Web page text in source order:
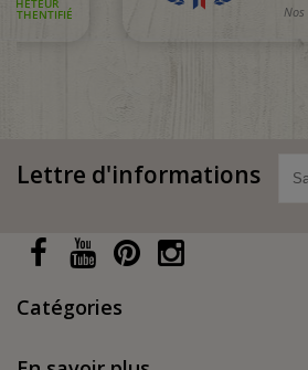
Lettre d'informations
Catégories